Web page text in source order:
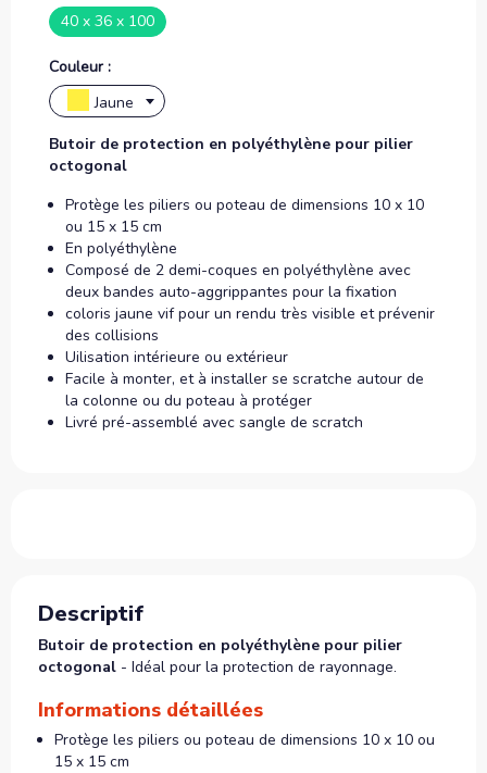
40 x 36 x 100
Couleur :
Jaune
Butoir de protection en polyéthylène pour pilier
octogonal
Protège les piliers ou poteau de dimensions 10 x 10
ou 15 x 15 cm
En polyéthylène
Composé de 2 demi-coques en polyéthylène avec
deux bandes auto-aggrippantes pour la fixation
coloris jaune vif pour un rendu très visible et prévenir
des collisions
Uilisation intérieure ou extérieur
Facile à monter, et à installer se scratche autour de
la colonne ou du poteau à protéger
Livré pré-assemblé avec sangle de scratch
Descriptif
Butoir de protection en polyéthylène pour pilier
octogonal - Idéal pour la protection de rayonnage.
Informations détaillées
Protège les piliers ou poteau de dimensions 10 x 10 ou
15 x 15 cm